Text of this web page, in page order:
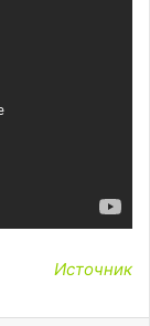
Источник